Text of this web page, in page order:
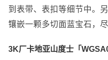
到表带、表扣等细节中。
镶嵌一颗多切面蓝宝石，尽
3K厂卡地亚山度士「